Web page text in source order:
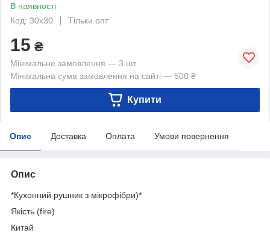
В наявності
Код: 30х30
Тільки опт
15 ₴
Мінімальне замовлення — 3 шт.
Мінімальна сума замовлення на сайті — 500 ₴
Купити
Опис Доставка Оплата Умови повернення
Опис
*Кухонний рушник з мікрофібри)*
Якість (fire)
Китай